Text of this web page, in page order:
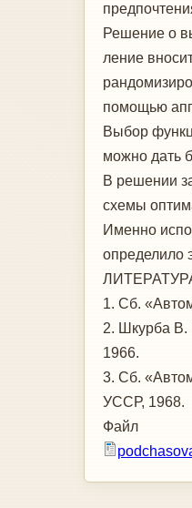
Решение о
ление
помощью
Выбор
можно дать
В решении
схемы
Именно
определило
1. Сб.
2. Шкурба В.
1966.
3. Сб.
УССР, 1968.
Файл